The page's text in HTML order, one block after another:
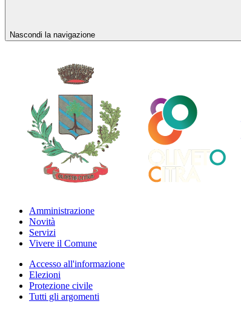
Nascondi la navigazione
Amministrazione
Novità
Servizi
Vivere il Comune
Accesso all'informazione
Elezioni
Protezione civile
Tutti gli argomenti